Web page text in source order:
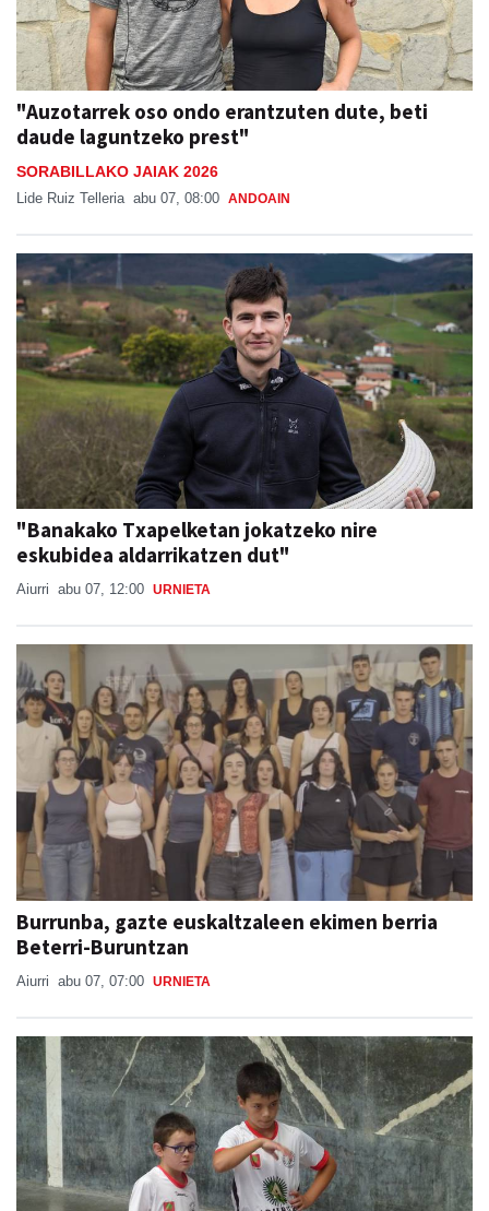
"Auzotarrek oso ondo erantzuten dute, beti
daude laguntzeko prest"
SORABILLAKO JAIAK 2026
Lide Ruiz Telleria abu 07, 08:00 ANDOAIN
"Banakako Txapelketan jokatzeko nire
eskubidea aldarrikatzen dut"
Aiurri abu 07, 12:00 URNIETA
Burrunba, gazte euskaltzaleen ekimen berria
Beterri-Buruntzan
Aiurri abu 07, 07:00 URNIETA